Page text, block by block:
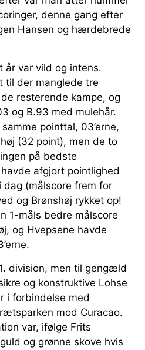
denne gang efter
Hansen og hærdebrede
år var vild og intens.
der manglede tre
resterende kampe, og
og B.93 med mulehår.
pointtal, 03’erne,
(32 point), men de to
på bedste
afgjort pointlighed
dag (målscore frem for
og Brønshøj rykket op!
1-måls bedre målscore
og Hvepsene havde
division, men til gengæld
og konstruktive Lohse
i forbindelse med
mod Curacao.
var, ifølge Frits
og grønne skove hvis